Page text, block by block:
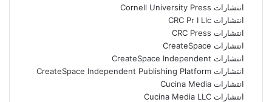
انتشارات Cornell University Press
انتشارات CRC Pr I Llc
انتشارات CRC Press
انتشارات CreateSpace
انتشارات CreateSpace Independent
انتشارات CreateSpace Independent Publishing Platform
انتشارات Cucina Media
انتشارات Cucina Media LLC